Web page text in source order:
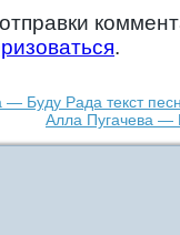
.
Буду Рада текст
Алла Пугачева —